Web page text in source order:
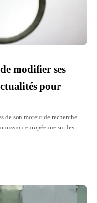
modifier ses
pour
de son moteur de recherche
européenne sur les
cherche à désamorcer